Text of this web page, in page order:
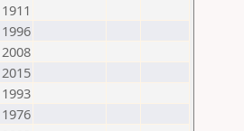
1911
1996
2008
2015
1993
1976